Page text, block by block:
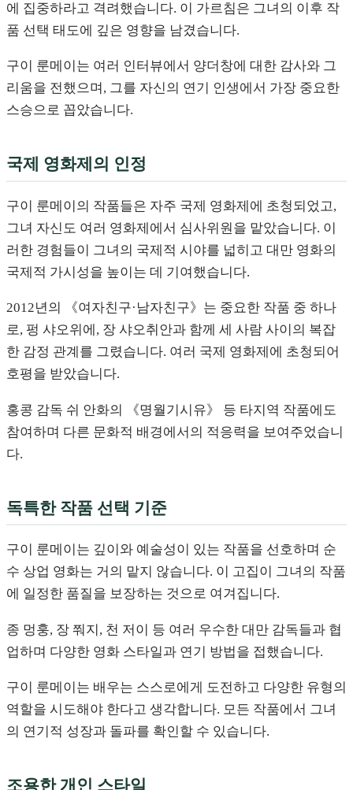
에 집중하라고 격려했습니다. 이 가르침은 그녀의 이후 작
품 선택 태도에 깊은 영향을 남겼습니다.
구이 룬메이는 여러 인터뷰에서 양더창에 대한 감사와 그
리움을 전했으며, 그를 자신의 연기 인생에서 가장 중요한
스승으로 꼽았습니다.
국제 영화제의 인정
구이 룬메이의 작품들은 자주 국제 영화제에 초청되었고,
그녀 자신도 여러 영화제에서 심사위원을 맡았습니다. 이
러한 경험들이 그녀의 국제적 시야를 넓히고 대만 영화의
국제적 가시성을 높이는 데 기여했습니다.
2012년의 《여자친구·남자친구》는 중요한 작품 중 하나
로, 펑 샤오위에, 장 샤오취안과 함께 세 사람 사이의 복잡
한 감정 관계를 그렸습니다. 여러 국제 영화제에 초청되어
호평을 받았습니다.
홍콩 감독 쉬 안화의 《명월기시유》 등 타지역 작품에도
참여하며 다른 문화적 배경에서의 적응력을 보여주었습니
다.
독특한 작품 선택 기준
구이 룬메이는 깊이와 예술성이 있는 작품을 선호하며 순
수 상업 영화는 거의 맡지 않습니다. 이 고집이 그녀의 작품
에 일정한 품질을 보장하는 것으로 여겨집니다.
종 멍훙, 장 쭤지, 천 저이 등 여러 우수한 대만 감독들과 협
업하며 다양한 영화 스타일과 연기 방법을 접했습니다.
구이 룬메이는 배우는 스스로에게 도전하고 다양한 유형의
역할을 시도해야 한다고 생각합니다. 모든 작품에서 그녀
의 연기적 성장과 돌파를 확인할 수 있습니다.
조용한 개인 스타일